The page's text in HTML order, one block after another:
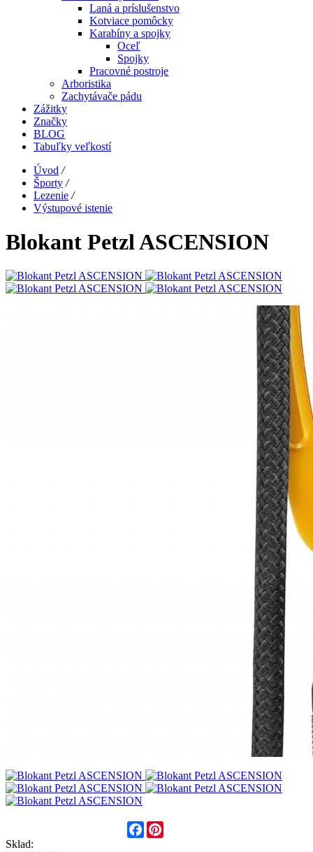
Laná a príslušenstvo
Kotviace pomôcky
Karabíny a spojky
Oceľ
Spojky
Pracovné postroje
Arboristika
Zachytávače pádu
Zážitky
Značky
BLOG
Tabuľky veľkostí
Úvod /
Športy /
Lezenie /
Výstupové istenie
Blokant Petzl ASCENSION
Facebook
Sklad: